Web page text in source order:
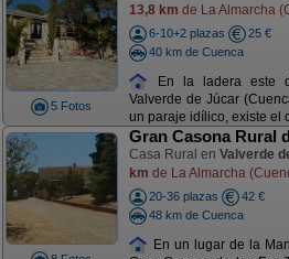
5 Fotos
13,8 km de La Almarcha
6-10+2 plazas
25 €
40 km de Cuenca
En la ladera este
Valverde de Júcar
un paraje idílico, existe el
Gran Casona Rural
Casa Rural en Valverde
km de La Almarcha
20-36 plazas
42 €
48 km de Cuenca
En un lugar de la